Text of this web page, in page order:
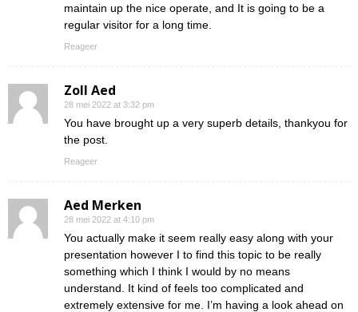
maintain up the nice operate, and It is going to be a
regular visitor for a long time.
Reageer
Zoll Aed
28 mei 2022 at 3:32 pm
You have brought up a very superb details, thankyou for
the post.
Reageer
Aed Merken
28 mei 2022 at 4:10 pm
You actually make it seem really easy along with your
presentation however I to find this topic to be really
something which I think I would by no means
understand. It kind of feels too complicated and
extremely extensive for me. I’m having a look ahead on